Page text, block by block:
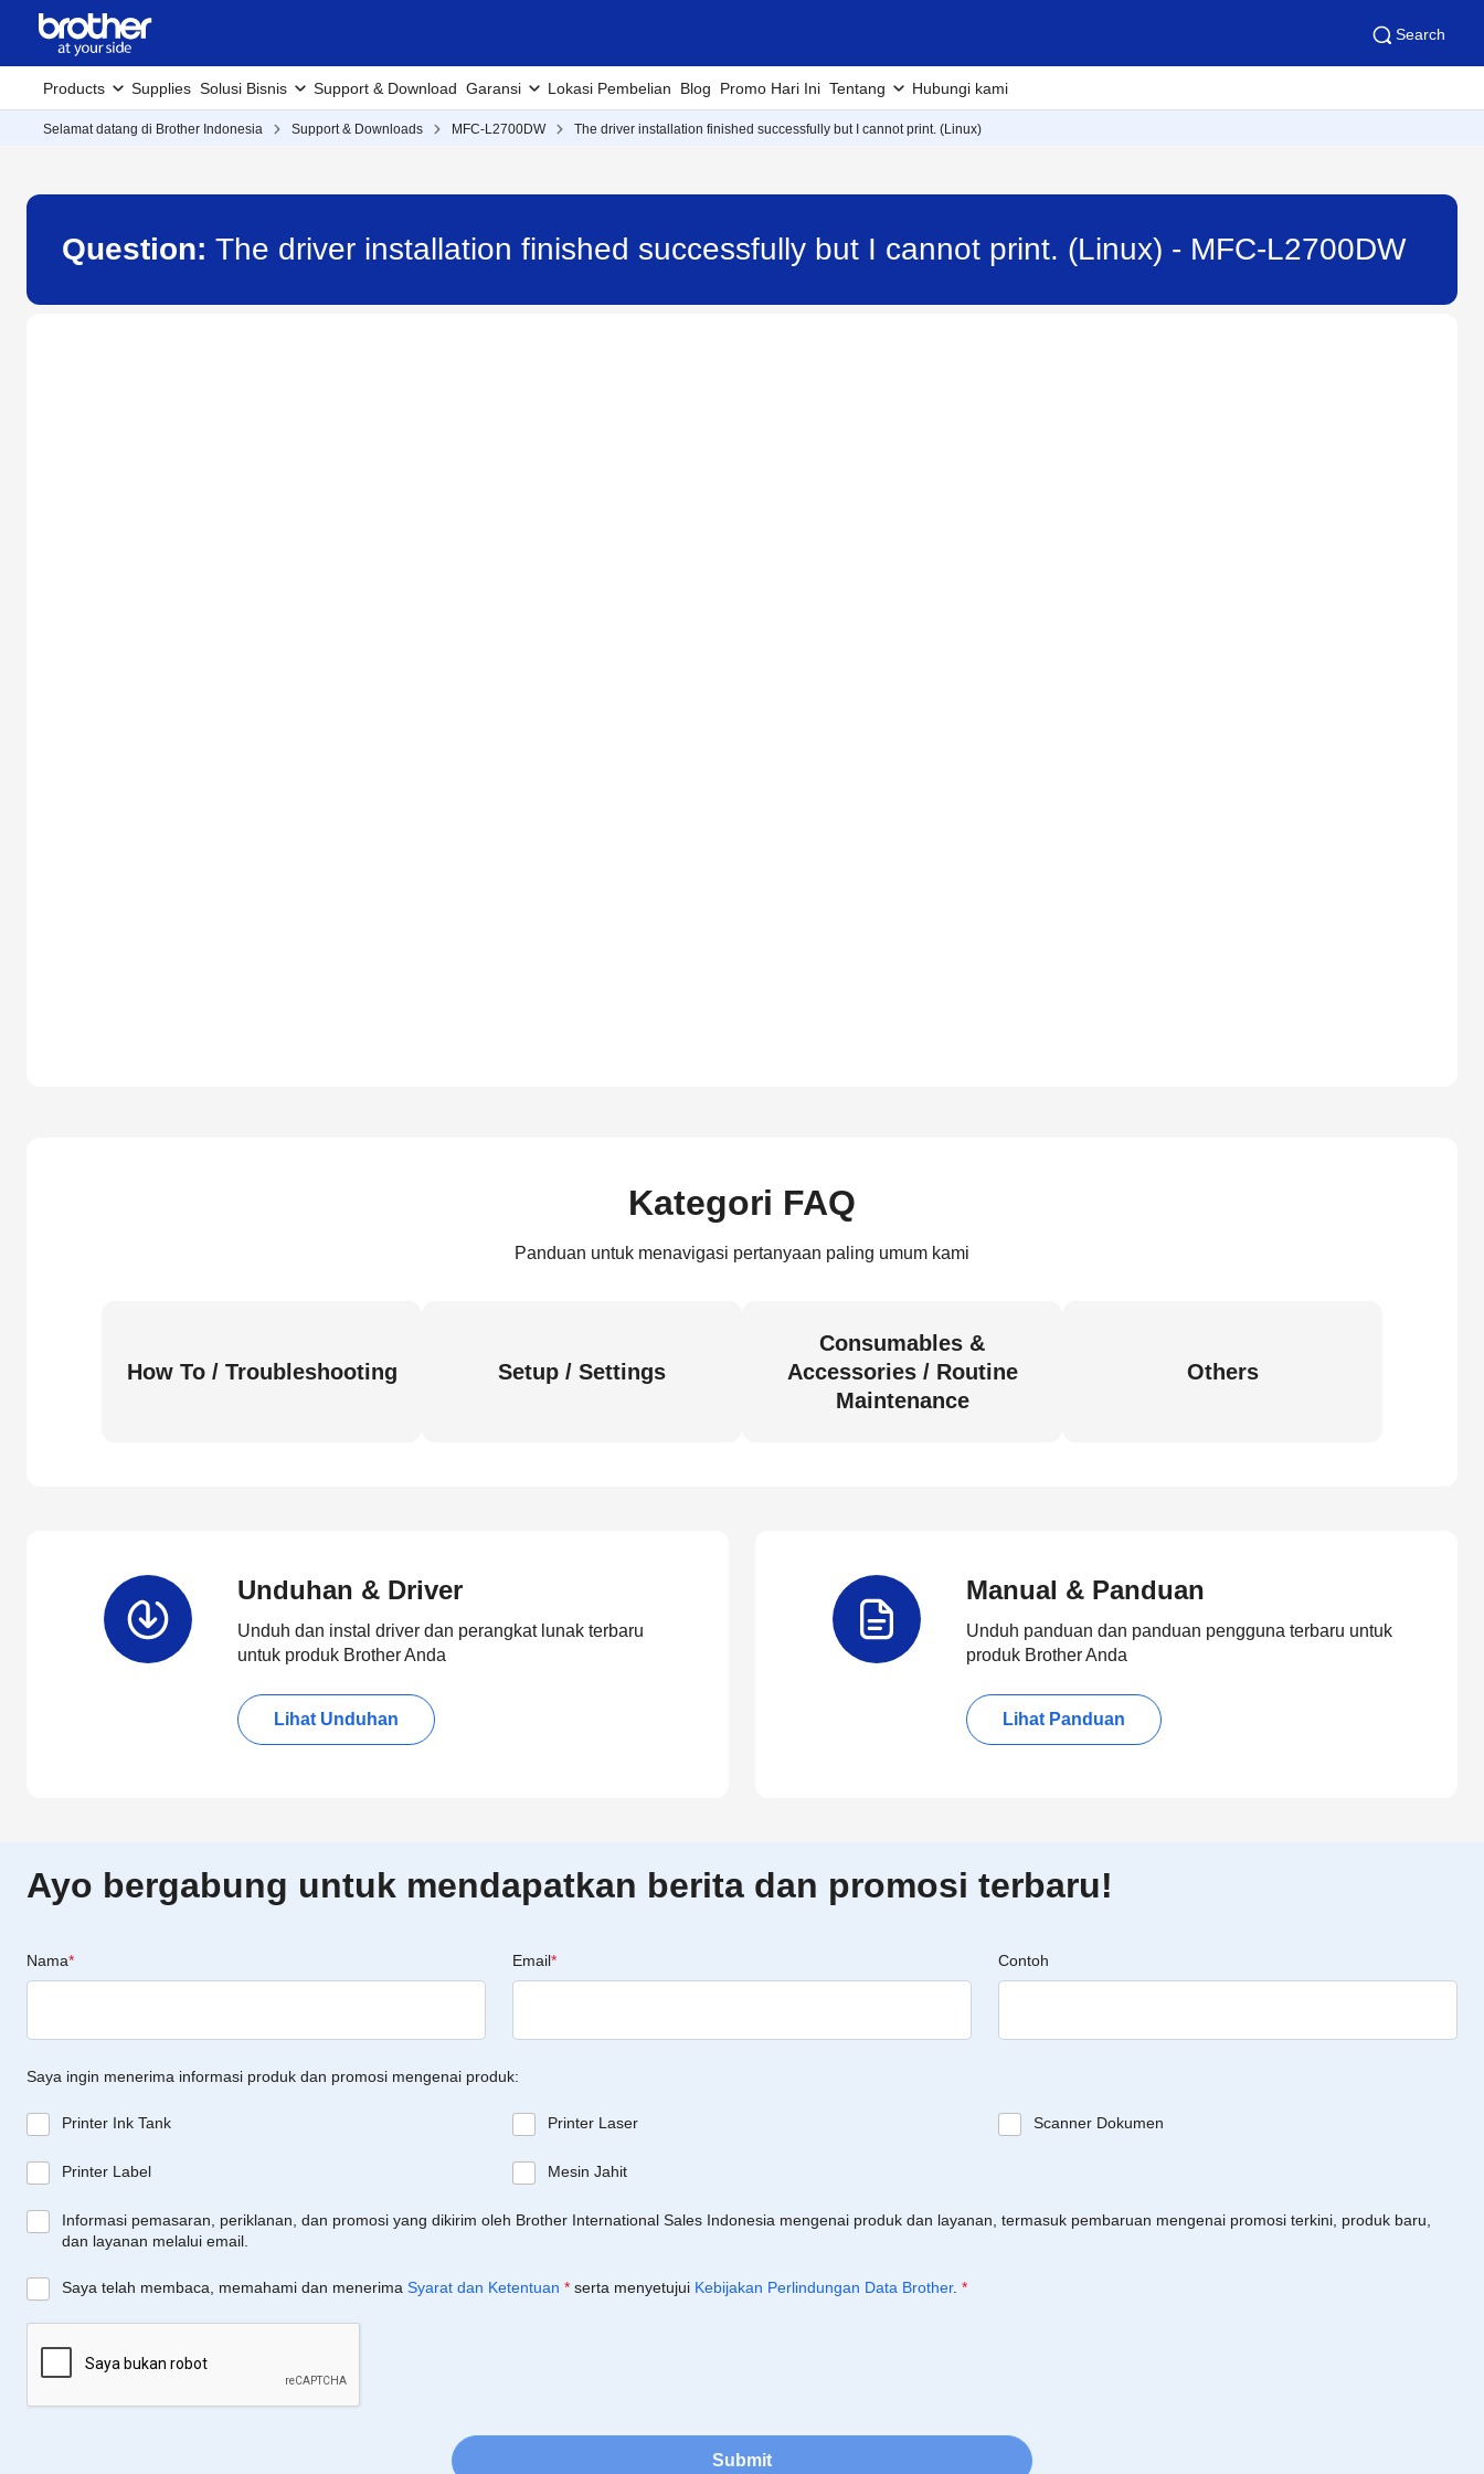
Search
Products Supplies Solusi Bisnis Support & Download Garansi Lokasi Pembelian Blog Promo Hari Ini Tentang Hubungi kami
Selamat datang di Brother Indonesia Support & Downloads MFC-L2700DW The driver installation finished successfully but I cannot print. (Linux)
Question: The driver installation finished successfully but I cannot print. (Linux) - MFC-L2700DW
Kategori FAQ
Panduan untuk menavigasi pertanyaan paling umum kami
How To / Troubleshooting Setup / Settings
Consumables &
Accessories / Routine
Maintenance
Others
Unduhan & Driver
Unduh dan instal driver dan perangkat lunak terbaru
untuk produk Brother Anda
Lihat Unduhan
Manual & Panduan
Unduh panduan dan panduan pengguna terbaru untuk
produk Brother Anda
Lihat Panduan
Ayo bergabung untuk mendapatkan berita dan promosi terbaru!
Nama* Email* Contoh
Saya ingin menerima informasi produk dan promosi mengenai produk:
Printer Ink Tank Printer Laser Scanner Dokumen
Printer Label Mesin Jahit
Informasi pemasaran, periklanan, dan promosi yang dikirim oleh Brother International Sales Indonesia mengenai produk dan layanan, termasuk pembaruan mengenai promosi terkini, produk baru,
dan layanan melalui email.
Saya telah membaca, memahami dan menerima Syarat dan Ketentuan * serta menyetujui Kebijakan Perlindungan Data Brother. *
Submit